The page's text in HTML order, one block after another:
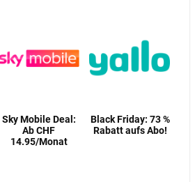
Sky Mobile Deal:
Ab CHF
14.95/Monat
Black Friday: 73 %
Rabatt aufs Abo!